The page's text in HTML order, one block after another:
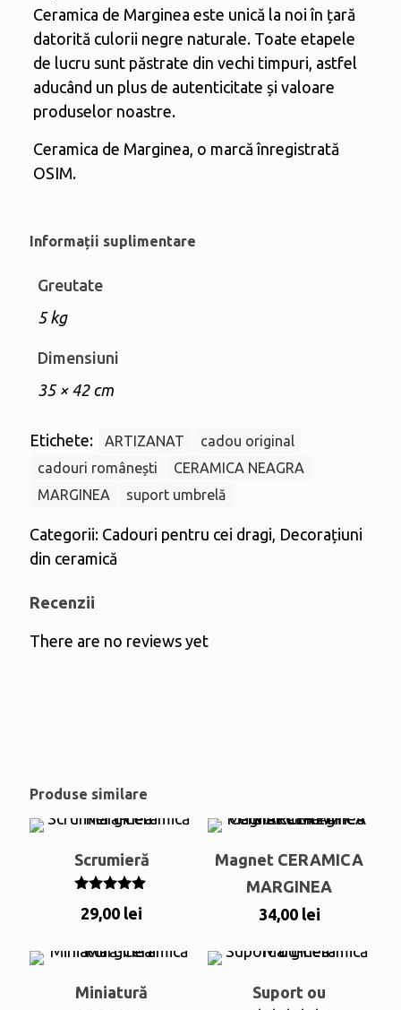
Ceramica de Marginea este unică la noi în țară
datorită culorii negre naturale. Toate etapele
de lucru sunt păstrate din vechi timpuri, astfel
aducând un plus de autenticitate și valoare
produselor noastre.
Ceramica de Marginea, o marcă înregistrată
OSIM.
Informații suplimentare
Greutate
5 kg
Dimensiuni
35 × 42 cm
Etichete: ARTIZANAT
cadou original
cadouri românești
CERAMICA NEAGRA
MARGINEA
suport umbrelă
Categorii: Cadouri pentru cei dragi, Decorațiuni
din ceramică
Recenzii
There are no reviews yet
Produse similare
Scrumieră
Evaluat la
5.00
29,00 lei
Magnet CERAMICA
MARGINEA
34,00 lei
Miniatură
Suport ou